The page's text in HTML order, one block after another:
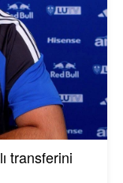
transferini